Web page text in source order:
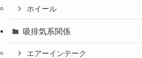
ホイール
吸排気系関係
エアーインテーク